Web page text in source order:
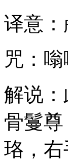
译意
咒：
解说
骨鬘
珞，